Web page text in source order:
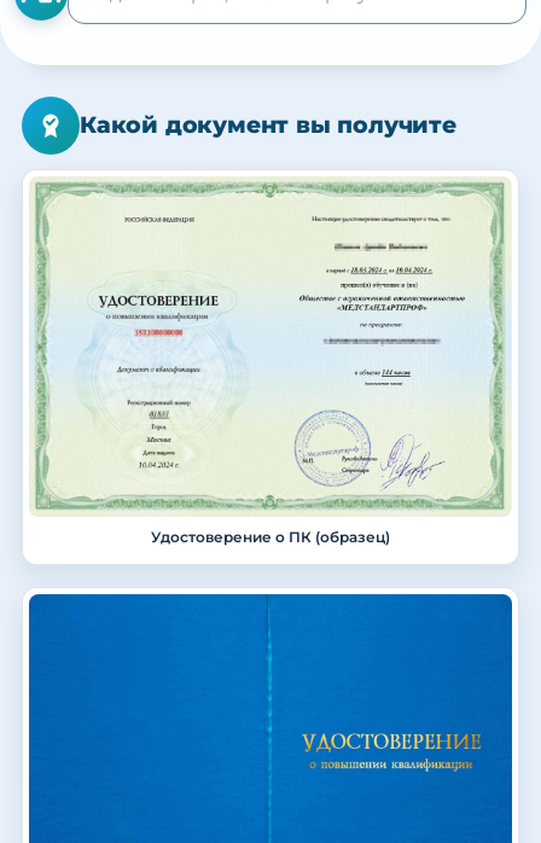
Какой документ вы получите
Удостоверение о ПК (образец)